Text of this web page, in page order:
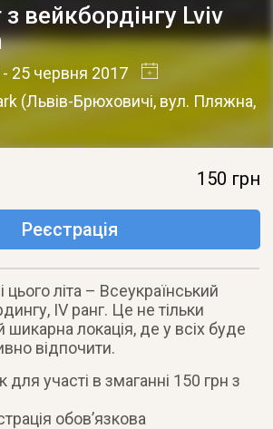
вейкбордінгу Lviv
25 червня 2017
(Львів-Брюховичі, вул. Пляжна,
150 грн
Реєстрація
літа – Всеукраїнський
IV ранг. Це не тільки
локація, де у всіх буде
відпочити.
участі в змаганні 150 грн з
обов’язкова